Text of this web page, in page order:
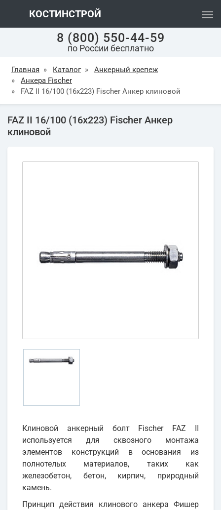
КОСТИНСТРОЙ
8 (800) 550-44-59
по России бесплатно
Главная » Каталог »
Анкерный крепеж
»
Анкера Fischer
»
FAZ II 16/100 (16х223) Fischer Анкер клиновой
FAZ II 16/100 (16х223) Fischer Анкер
клиновой
Клиновой анкерный болт Fischer FAZ II
используется для сквозного монтажа
элементов конструкций в основания из
полнотелых материалов, таких как
железобетон, бетон, кирпич, природный
камень.
Принцип действия клинового анкера Фишер